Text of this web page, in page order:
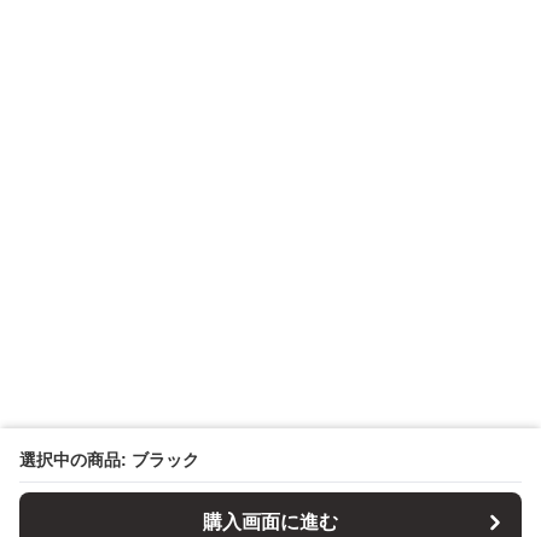
選択中の商品: ブラック
購入画面に進む